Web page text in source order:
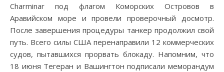
Charminar под флагом Коморских Островов в
Аравийском море и провели проверочный досмотр.
После завершения процедуры танкер продолжил свой
путь. Всего силы США перенаправили 12 коммерческих
судов, пытавшихся прорвать блокаду. Напомним, что
18 июня Тегеран и Вашингтон подписали меморандум